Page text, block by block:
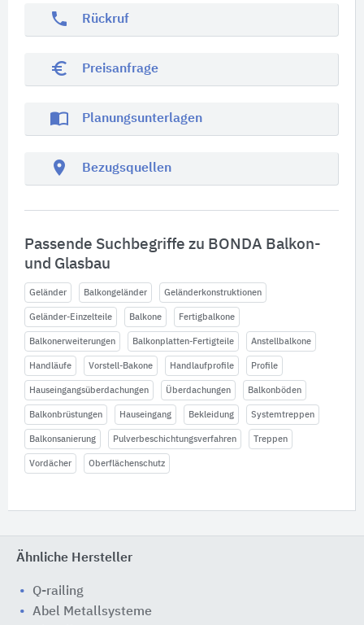
phone Rückruf
euro_symbol Preisanfrage
import_contacts Planungsunterlagen
location_on Bezugsquellen
Passende Suchbegriffe zu BONDA Balkon-
und Glasbau
Geländer Balkongeländer Geländerkonstruktionen
Geländer-Einzelteile Balkone Fertigbalkone
Balkonerweiterungen Balkonplatten-Fertigteile Anstellbalkone
Handläufe Vorstell-Bakone Handlaufprofile Profile
Hauseingangsüberdachungen Überdachungen Balkonböden
Balkonbrüstungen Hauseingang Bekleidung Systemtreppen
Balkonsanierung Pulverbeschichtungsverfahren Treppen
Vordächer Oberflächenschutz
Ähnliche Hersteller
Q-railing
Abel Metallsysteme